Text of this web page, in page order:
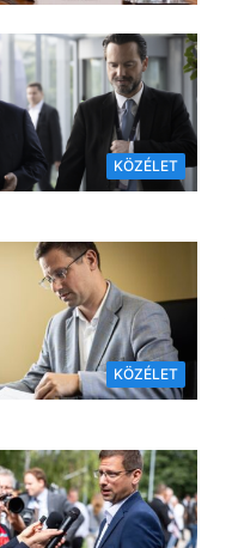
KÖZÉLET
KÖZÉLET